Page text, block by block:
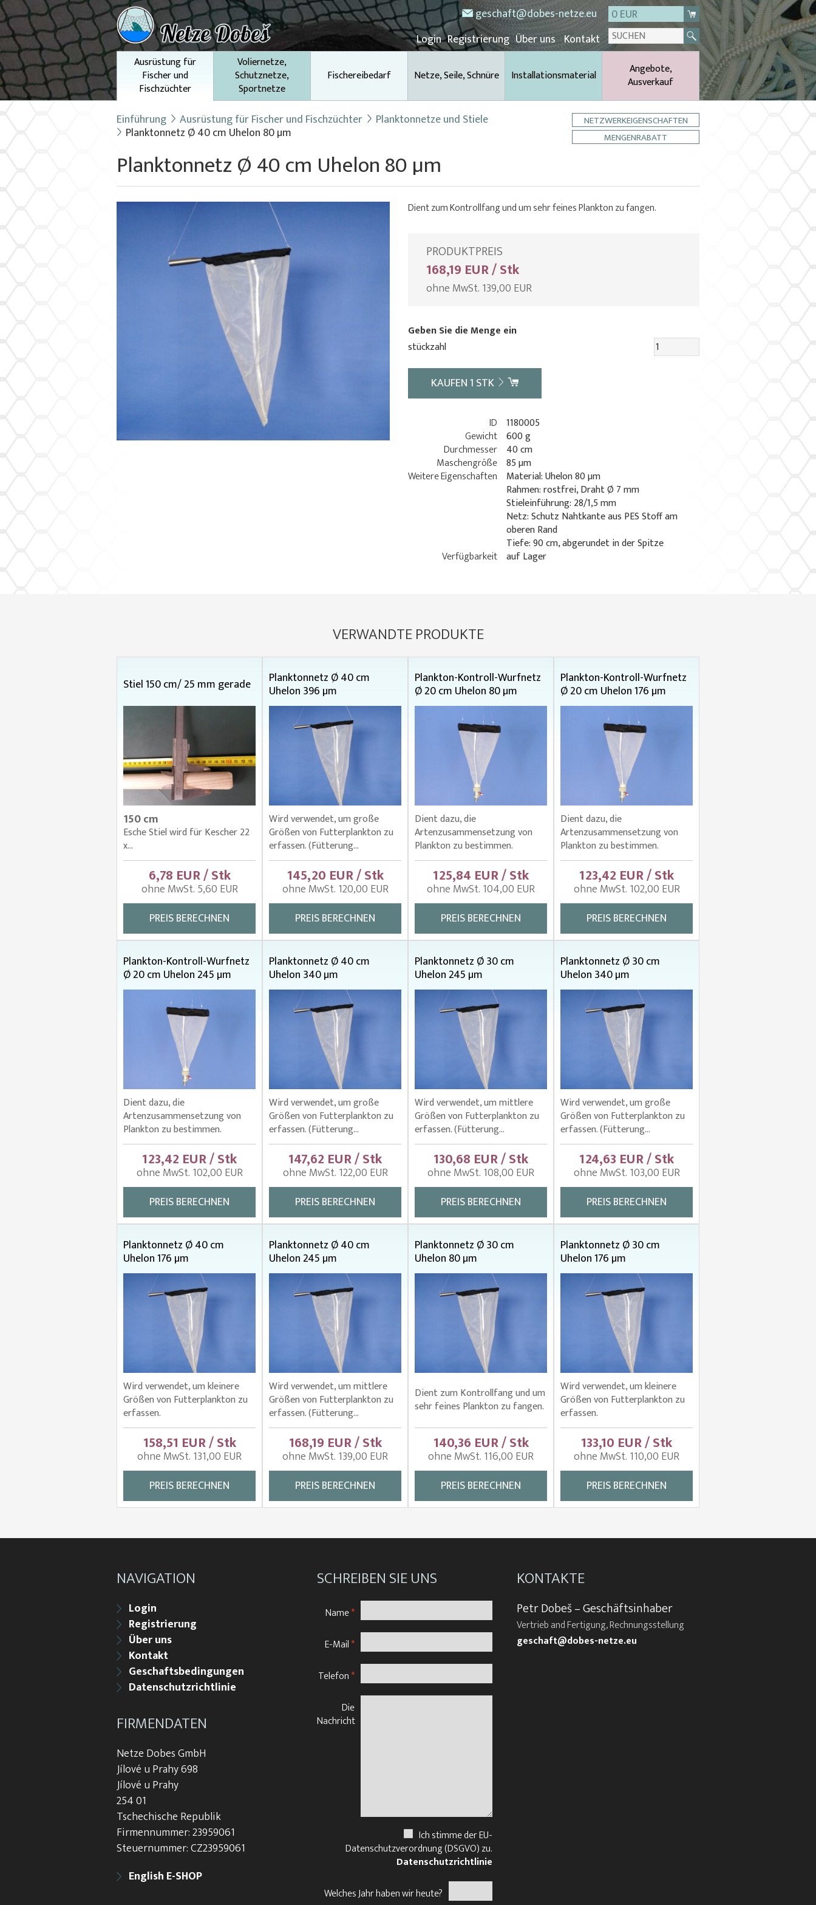
geschaft@dobes-netze.eu
0 EUR
Login Registrierung Über uns Kontakt
Ausrüstung für
Fischer und
Fischzüchter
Voliernetze,
Schutznetze,
Sportnetze
Fischereibedarf Netze, Seile, Schnüre Installationsmaterial
Angebote,
Ausverkauf
Einführung Ausrüstung für Fischer und Fischzüchter Planktonnetze und Stiele
Planktonnetz Ø 40 cm Uhelon 80 µm
NETZWERKEIGENSCHAFTEN
MENGENRABATT
Planktonnetz Ø 40 cm Uhelon 80 µm
Dient zum Kontrollfang und um sehr feines Plankton zu fangen.
PRODUKTPREIS
168,19 EUR / Stk
ohne MwSt. 139,00 EUR
Geben Sie die Menge ein
stückzahl
KAUFEN1 STK
ID 1180005
Gewicht 600 g
Durchmesser 40 cm
Maschengröße 85 µm
Weitere Eigenschaften
Material: Uhelon 80 µm
Rahmen: rostfrei, Draht Ø 7 mm
Stieleinführung: 28/1,5 mm
Netz: Schutz Nahtkante aus PES Stoff am
oberen Rand
Tiefe: 90 cm, abgerundet in der Spitze
Verfügbarkeit auf Lager
VERWANDTE PRODUKTE
Stiel 150 cm/ 25 mm gerade
150 cm
Esche Stiel wird für Kescher 22
x...
6,78 EUR / Stk
ohne MwSt. 5,60 EUR
PREIS BERECHNEN
Planktonnetz Ø 40 cm
Uhelon 396 µm
Wird verwendet, um große
Größen von Futterplankton zu
erfassen. (Fütterung...
145,20 EUR / Stk
ohne MwSt. 120,00 EUR
PREIS BERECHNEN
Plankton-Kontroll-Wurfnetz
Ø 20 cm Uhelon 80 µm
Dient dazu, die
Artenzusammensetzung von
Plankton zu bestimmen.
125,84 EUR / Stk
ohne MwSt. 104,00 EUR
PREIS BERECHNEN
Plankton-Kontroll-Wurfnetz
Ø 20 cm Uhelon 176 µm
Dient dazu, die
Artenzusammensetzung von
Plankton zu bestimmen.
123,42 EUR / Stk
ohne MwSt. 102,00 EUR
PREIS BERECHNEN
Plankton-Kontroll-Wurfnetz
Ø 20 cm Uhelon 245 µm
Dient dazu, die
Artenzusammensetzung von
Plankton zu bestimmen.
123,42 EUR / Stk
ohne MwSt. 102,00 EUR
PREIS BERECHNEN
Planktonnetz Ø 40 cm
Uhelon 340 µm
Wird verwendet, um große
Größen von Futterplankton zu
erfassen. (Fütterung...
147,62 EUR / Stk
ohne MwSt. 122,00 EUR
PREIS BERECHNEN
Planktonnetz Ø 30 cm
Uhelon 245 µm
Wird verwendet, um mittlere
Größen von Futterplankton zu
erfassen. (Fütterung...
130,68 EUR / Stk
ohne MwSt. 108,00 EUR
PREIS BERECHNEN
Planktonnetz Ø 30 cm
Uhelon 340 µm
Wird verwendet, um große
Größen von Futterplankton zu
erfassen. (Fütterung...
124,63 EUR / Stk
ohne MwSt. 103,00 EUR
PREIS BERECHNEN
Planktonnetz Ø 40 cm
Uhelon 176 µm
Wird verwendet, um kleinere
Größen von Futterplankton zu
erfassen.
158,51 EUR / Stk
ohne MwSt. 131,00 EUR
PREIS BERECHNEN
Planktonnetz Ø 40 cm
Uhelon 245 µm
Wird verwendet, um mittlere
Größen von Futterplankton zu
erfassen. (Fütterung...
168,19 EUR / Stk
ohne MwSt. 139,00 EUR
PREIS BERECHNEN
Planktonnetz Ø 30 cm
Uhelon 80 µm
Dient zum Kontrollfang und um
sehr feines Plankton zu fangen.
140,36 EUR / Stk
ohne MwSt. 116,00 EUR
PREIS BERECHNEN
Planktonnetz Ø 30 cm
Uhelon 176 µm
Wird verwendet, um kleinere
Größen von Futterplankton zu
erfassen.
133,10 EUR / Stk
ohne MwSt. 110,00 EUR
PREIS BERECHNEN
NAVIGATION
Login
Registrierung
Über uns
Kontakt
Geschaftsbedingungen
Datenschutzrichtlinie
FIRMENDATEN
Netze Dobes GmbH
Jílové u Prahy 698
Jílové u Prahy
254 01
Tschechische Republik
Firmennummer: 23959061
Steuernummer: CZ23959061
English E-SHOP
SCHREIBEN SIE UNS
Name*
E-Mail*
Telefon*
Die
Nachricht
Ich stimme der EU-
Datenschutzverordnung (DSGVO) zu.
Datenschutzrichtlinie
Welches Jahr haben wir heute?
KONTAKTE
Petr Dobeš – Geschäftsinhaber
Vertrieb and Fertigung, Rechnungsstellung
geschaft@dobes-netze.eu